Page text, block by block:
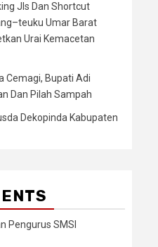
Jls Dan Shortcut
Umar Barat
Urai Kemacetan
Cemagi, Bupati Adi
Dan Pilah Sampah
Dekopinda Kabupaten
Pengurus SMSI